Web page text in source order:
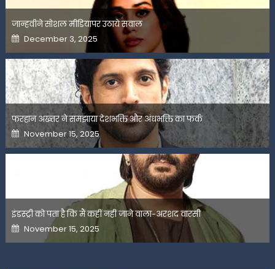
जान्हवीने सोशल मीडियापर उठाये सवाल
Posted
on
December 3, 2025
फरहान अख्तर ने समझाया देशभक्ति और अंधभक्ति का फर्क
Posted
on
November 15, 2025
इंडस्ट्री को पता है कि मैं कहीं नहीं जाने वाला-अरशद वारसी
Posted
on
November 15, 2025